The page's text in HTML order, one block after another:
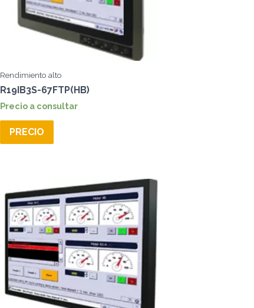
Rendimiento alto
R19IB3S-67FTP(HB)
Precio a consultar
PRECIO